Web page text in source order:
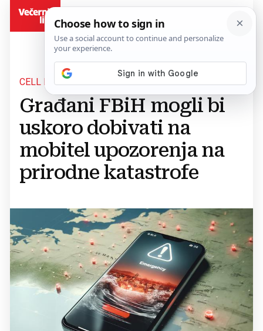
CELL BROADCAST
Građani FBiH mogli bi
uskoro dobivati na
mobitel upozorenja na
prirodne katastrofe